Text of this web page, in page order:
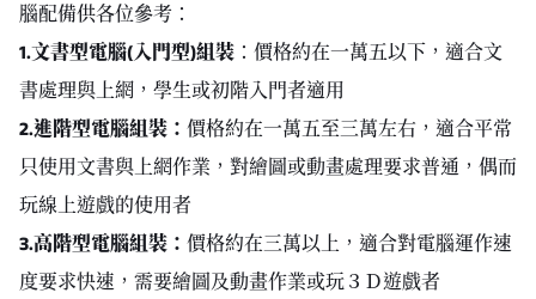
腦配備供各位參考：
1.文書型電腦(入門型)組裝 ：價格約在一萬五以下，適合文
書處理與上網，學生或初階入門者適用
2.進階型電腦組裝： 價格約在一萬五至三萬左右，適合平常
只使用文書與上網作業，對繪圖或動畫處理要求普通，偶而
玩線上遊戲的使用者
3.高階型電腦組裝： 價格約在三萬以上，適合對電腦運作速
度要求快速，需要繪圖及動畫作業或玩３Ｄ遊戲者